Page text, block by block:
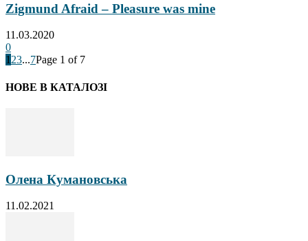
Zigmund Afraid – Pleasure was mine
11.03.2020
0
123...7Page 1 of 7
НОВЕ В КАТАЛОЗІ
Олена Кумановська
11.02.2021